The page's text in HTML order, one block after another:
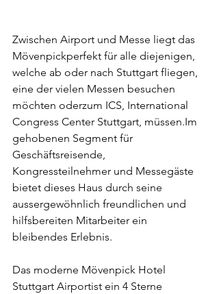
Zwischen Airport und Messe liegt das
Mövenpickperfekt für alle diejenigen,
welche ab oder nach Stuttgart fliegen,
eine der vielen Messen besuchen
möchten oderzum ICS, International
Congress Center Stuttgart, müssen.Im
gehobenen Segment für
Geschäftsreisende,
Kongressteilnehmer und Messegäste
bietet dieses Haus durch seine
aussergewöhnlich freundlichen und
hilfsbereiten Mitarbeiter ein
bleibendes Erlebnis.
Das moderne Mövenpick Hotel
Stuttgart Airportist ein 4 Sterne